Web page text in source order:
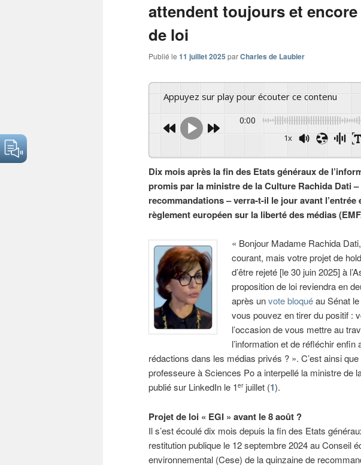
attendent toujours et
de loi
Publié le 11 juillet 2025 parCharles de Laubier
Appuyez sur play pour écouter ce contenu
0:00
1x
Dix mois après la fin des Etats généraux de
promis par la ministre de la Culture Rachida Dati
recommandations – verra-t-il le jour avant l’entrée
règlement européen sur la liberté des médias
« Bonjour Madame Rachida
courant, mais votre projet de
d’être rejeté [le 30 juin 2025] à
proposition de loi reviendra en
après unvote bloquéau Sénat
vous pouvez en tirer du positif :
l’occasion de vous mettre au
l’information et de réfléchir enfin
rédactions dans les médias privés ? ». C’est ainsi
professeure à Sciences Po a interpellé la ministre de
publié sur LinkedIn le 1erjuillet (1).
Projet de loi « EGI » avant le 8 août ?
Il s’est écoulé dix mois depuis la fin des Etats
restitution publique le 12 septembre 2024 au Conseil
environnemental (Cese) de la quinzaine de